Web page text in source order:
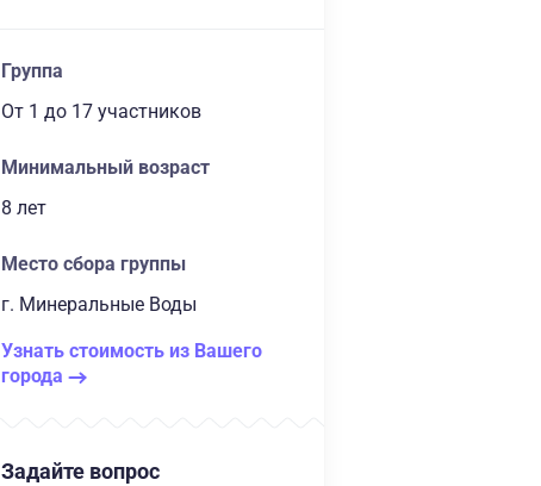
Группа
От 1 до 17 участников
Минимальный возраст
8 лет
Место сбора группы
г. Минеральные Воды
Узнать стоимость из Вашего
города
Задайте вопрос